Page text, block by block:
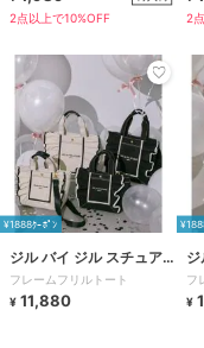
2点以上で10%OFF 2
¥1888ｸｰﾎﾟﾝ
ジル バイ ジル スチュアー
ト
フレームフリルトート
¥ 11,880
ジ
ト
フ
¥